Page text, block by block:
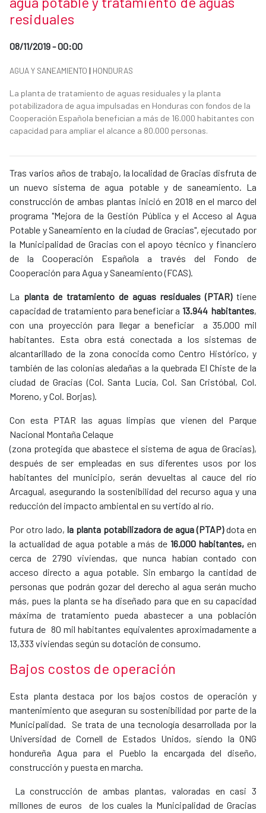
residuales
Date of publication of the news item
08/11/2019 - 00:00
News categories
AGUA Y SANEAMIENTO | HONDURAS
Summary of the news
La planta de tratamiento de aguas residuales y la planta
potabilizadora de agua impulsadas en Honduras con fondos de la
Cooperación Española benefician a más de 16.000 habitantes con
capacidad para ampliar el alcance a 80.000 personas.
News content
​Tras varios años de trabajo, la localidad de Gracias disfruta de
un nuevo sistema de agua potable y de saneamiento. La
construcción de ambas plantas inició en 2018 en el marco del
programa "Mejora de la Gestión Pública y el Acceso al Agua
Potable y Saneamiento en la ciudad de Gracias", ejecutado por
la Municipalidad de Gracias con el apoyo técnico y financiero
de la Cooperación Española a través del Fondo de
Cooperación para Agua y Saneamiento (FCAS).
La planta de tratamiento de aguas residuales (PTAR)tiene
capacidad de tratamiento para beneficiar a 13.944 habitantes,
con una proyección para llegar a beneficiar a 35.000 mil
habitantes. Esta obra está conectada a los sistemas de
alcantarillado de la zona conocida como Centro Histórico, y
también de las colonias aledañas a la quebrada El Chiste de la
ciudad de Gracias (Col. Santa Lucía, Col. San Cristóbal, Col.
Moreno, y Col. Borjas).
Con esta PTAR las aguas limpias que vienen del Parque
Nacional Montaña Celaque
(zona protegida que abastece el sistema de agua de Gracias),
después de ser empleadas en sus diferentes usos por los
habitantes del municipio, serán devueltas al cauce del río
Arcagual, asegurando la sostenibilidad del recurso agua y una
reducción del impacto ambiental en su vertido al río.
Por otro lado, la planta potabilizadora de agua (PTAP)dota en
la actualidad de agua potable a más de 16.000 habitantes, en
cerca de 2790 viviendas, que nunca habían contado con
acceso directo a agua potable. Sin embargo la cantidad de
personas que podrán gozar del derecho al agua serán mucho
más, pues la planta se ha diseñado para que en su capacidad
máxima de tratamiento pueda abastecer a una población
futura de 80 mil habitantes equivalentes aproximadamente a
13,333 viviendas según su dotación de consumo.
Bajos costos de operación
Esta planta destaca por los bajos costos de operación y
mantenimiento que aseguran su sostenibilidad por parte de la
Municipalidad. Se trata de una tecnología desarrollada por la
Universidad de Cornell de Estados Unidos, siendo la ONG
hondureña Agua para el Pueblo la encargada del diseño,
construcción y puesta en marcha.
La construcción de ambas plantas, valoradas en casi 3
millones de euros de los cuales la Municipalidad de Gracias